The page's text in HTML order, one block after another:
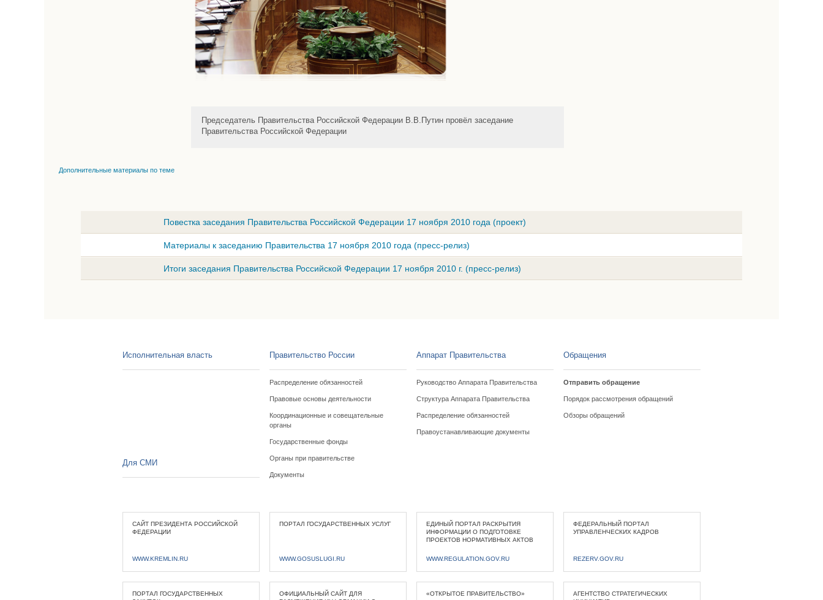
Председатель Правительства Российской Федерации В.В.Путин провёл заседание
Правительства Российской Федерации
Дополнительные материалы по теме
Повестка заседания Правительства Российской Федерации 17 ноября 2010 года (проект)
Материалы к заседанию Правительства 17 ноября 2010 года (пресс-релиз)
Итоги заседания Правительства Российской Федерации 17 ноября 2010 г. (пресс-релиз)
Исполнительная власть Правительство России
Распределение обязанностей
Правовые основы деятельности
Координационные и совещательные
органы
Государственные фонды
Органы при правительстве
Документы
Аппарат Правительства
Руководство Аппарата Правительства
Структура Аппарата Правительства
Распределение обязанностей
Правоустанавливающие документы
Обращения
Отправить обращение
Порядок рассмотрения обращений
Обзоры обращений
Для СМИ
САЙТ ПРЕЗИДЕНТА РОССИЙСКОЙ
ФЕДЕРАЦИИ
WWW.KREMLIN.RU
ПОРТАЛ ГОСУДАРСТВЕННЫХ УСЛУГ
WWW.GOSUSLUGI.RU
ЕДИНЫЙ ПОРТАЛ РАСКРЫТИЯ
ИНФОРМАЦИИ О ПОДГОТОВКЕ
ПРОЕКТОВ НОРМАТИВНЫХ АКТОВ
WWW.REGULATION.GOV.RU
ФЕДЕРАЛЬНЫЙ ПОРТАЛ
УПРАВЛЕНЧЕСКИХ КАДРОВ
REZERV.GOV.RU
ПОРТАЛ ГОСУДАРСТВЕННЫХ
ОФИЦИАЛЬНЫЙ САЙТ ДЛЯ
«ОТКРЫТОЕ ПРАВИТЕЛЬСТВО»
АГЕНТСТВО СТРАТЕГИЧЕСКИХ